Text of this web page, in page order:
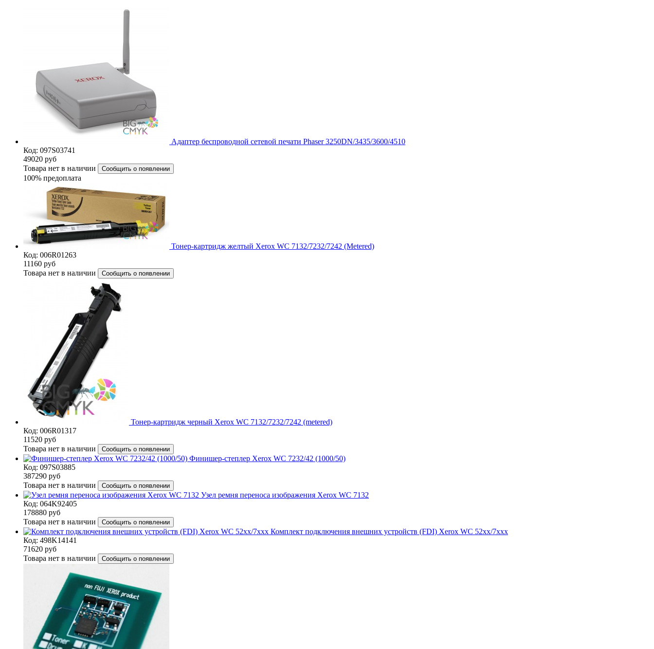
Адаптер беспроводной сетевой печати Phaser 3250DN/3435/3600/4510
Код: 097S03741
49020 руб
Товара нет в наличии
Сообщить о появлении
100% предоплата
Тонер-картридж желтый Xerox WC 7132/7232/7242 (Metered)
Код: 006R01263
11160 руб
Товара нет в наличии
Сообщить о появлении
Тонер-картридж черный Xerox WC 7132/7232/7242 (metered)
Код: 006R01317
11520 руб
Товара нет в наличии
Сообщить о появлении
Финишер-степлер Xerox WC 7232/42 (1000/50)
Код: 097S03885
387290 руб
Товара нет в наличии
Сообщить о появлении
Узел ремня переноса изображения Xerox WC 7132
Код: 064K92405
178880 руб
Товара нет в наличии
Сообщить о появлении
Комплект подключения внешних устройств (FDI) Xerox WC 52xx/7xxx
Код: 498K14141
71620 руб
Товара нет в наличии
Сообщить о появлении